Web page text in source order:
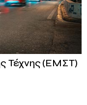
Τέχνης (ΕΜΣΤ)